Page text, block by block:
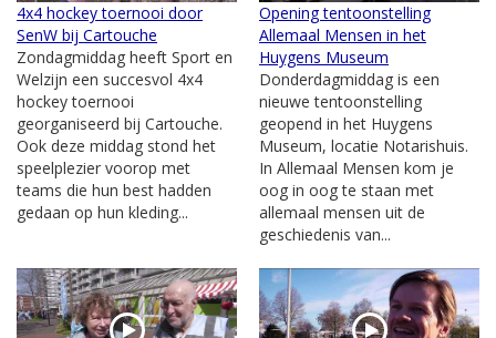
4x4 hockey toernooi door
SenW bij Cartouche
Zondagmiddag heeft Sport en
Welzijn een succesvol 4x4
hockey toernooi
georganiseerd bij Cartouche.
Ook deze middag stond het
speelplezier voorop met
teams die hun best hadden
gedaan op hun kleding...
Opening tentoonstelling
Allemaal Mensen in het
Huygens Museum
Donderdagmiddag is een
nieuwe tentoonstelling
geopend in het Huygens
Museum, locatie Notarishuis.
In Allemaal Mensen kom je
oog in oog te staan met
allemaal mensen uit de
geschiedenis van...